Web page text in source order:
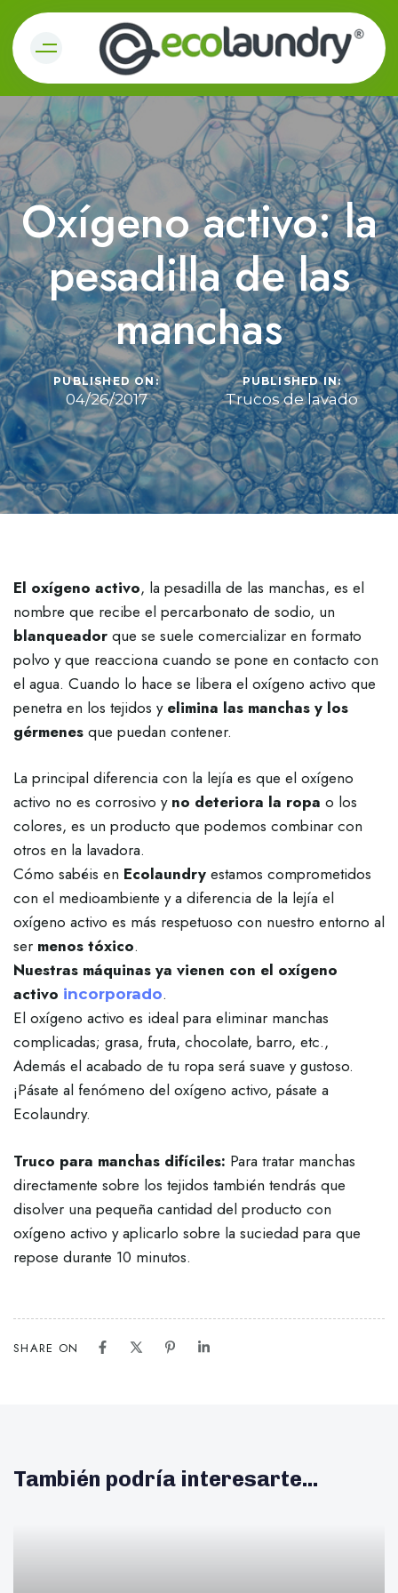
Oxígeno activo: la
pesadilla de las
manchas
PUBLISHED ON:
04/26/2017
PUBLISHED IN:
Trucos de lavado
El oxígeno activo, la pesadilla de las manchas, es el
nombre que recibe el percarbonato de sodio, un
blanqueador que se suele comercializar en formato
polvo y que reacciona cuando se pone en contacto con
el agua. Cuando lo hace se libera el oxígeno activo que
penetra en los tejidos y elimina las manchas y los
gérmenes que puedan contener.
La principal diferencia con la lejía es que el oxígeno
activo no es corrosivo yno deteriora la ropa o los
colores, es un producto que podemos combinar con
otros en la lavadora.
Cómo sabéis en Ecolaundry estamos comprometidos
con el medioambiente y a diferencia de la lejía el
oxígeno activo es más respetuoso con nuestro entorno al
ser menos tóxico.
Nuestras máquinas ya vienen con el oxígeno
activo incorporado.
El oxígeno activo es ideal para eliminar manchas
complicadas; grasa, fruta, chocolate, barro, etc.,
Además el acabado de tu ropa será suave y gustoso.
¡Pásate al fenómeno del oxígeno activo, pásate a
Ecolaundry.
Truco para manchas difíciles: Para tratar manchas
directamente sobre los tejidos también tendrás que
disolver una pequeña cantidad del producto con
oxígeno activo y aplicarlo sobre la suciedad para que
repose durante 10 minutos.
SHARE ON
También podría interesarte...